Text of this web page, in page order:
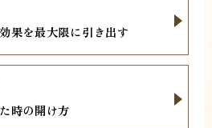
果を最大限に引き出す
時の開け方